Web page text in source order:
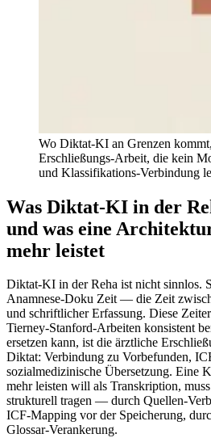
Wo Diktat-KI an Grenzen
Erschließungs-Arbeit, die kein
und Klassifikations-Verbindung
Was Diktat-KI in der
und was eine
mehr leistet
Diktat-KI in der Reha ist nicht sinnlos.
Anamnese-Doku Zeit — die Zeit
und schriftlicher Erfassung. Diese
Tierney-Stanford-Arbeiten konsistent
ersetzen kann, ist die ärztliche
Diktat: Verbindung zu Vorbefunden,
sozialmedizinische Übersetzung. Eine
mehr leisten will als Transkription,
strukturell tragen — durch Quellen-
ICF-Mapping vor der Speicherung,
Glossar-Verankerung.